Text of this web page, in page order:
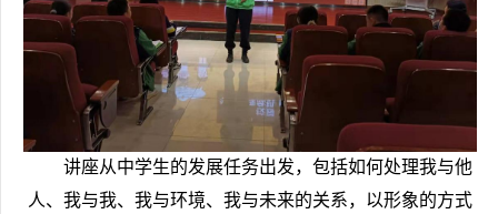
讲座从中学生的发展任务出发，包括如何处理我与他
人、我与我、我与环境、我与未来的关系，以形象的方式